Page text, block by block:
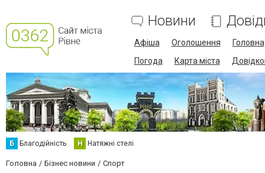
Новини
Афіша Оголошення Головна
Погода
Карта міста
Б Благодійність Н Натяжні стелі
Головна Бізнес новини Спорт